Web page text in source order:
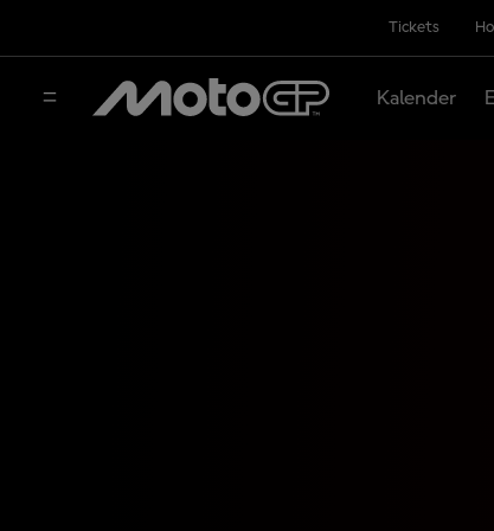
Tickets
Kalender